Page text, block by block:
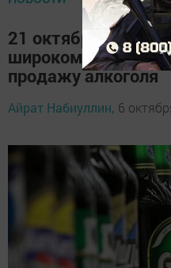
21 октября в
продажу алкоголя
Айрат Набиуллин, 6